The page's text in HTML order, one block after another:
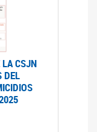
CSJN
DEL